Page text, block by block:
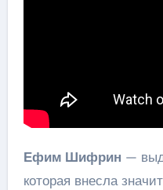
Ефим Шифрин —
которая внесла